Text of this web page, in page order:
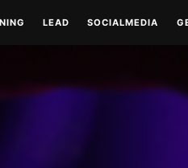
LEAD
COACHING
SOCIALMEDIA